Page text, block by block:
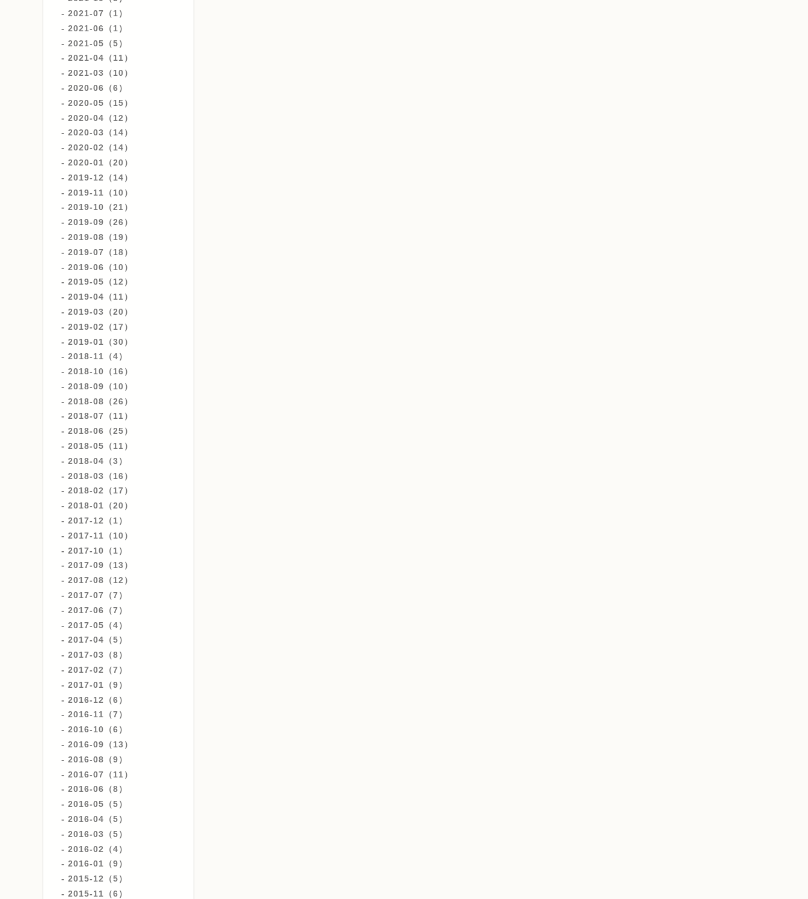
2021-07（1）
2021-06（1）
2021-05（5）
2021-04（11）
2021-03（10）
2020-06（6）
2020-05（15）
2020-04（12）
2020-03（14）
2020-02（14）
2020-01（20）
2019-12（14）
2019-11（10）
2019-10（21）
2019-09（26）
2019-08（19）
2019-07（18）
2019-06（10）
2019-05（12）
2019-04（11）
2019-03（20）
2019-02（17）
2019-01（30）
2018-11（4）
2018-10（16）
2018-09（10）
2018-08（26）
2018-07（11）
2018-06（25）
2018-05（11）
2018-04（3）
2018-03（16）
2018-02（17）
2018-01（20）
2017-12（1）
2017-11（10）
2017-10（1）
2017-09（13）
2017-08（12）
2017-07（7）
2017-06（7）
2017-05（4）
2017-04（5）
2017-03（8）
2017-02（7）
2017-01（9）
2016-12（6）
2016-11（7）
2016-10（6）
2016-09（13）
2016-08（9）
2016-07（11）
2016-06（8）
2016-05（5）
2016-04（5）
2016-03（5）
2016-02（4）
2016-01（9）
2015-12（5）
2015-11（6）